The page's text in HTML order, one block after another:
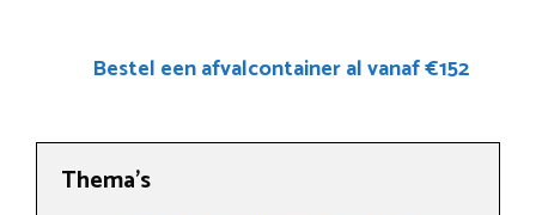
Bestel een afvalcontainer al vanaf €152
Thema’s